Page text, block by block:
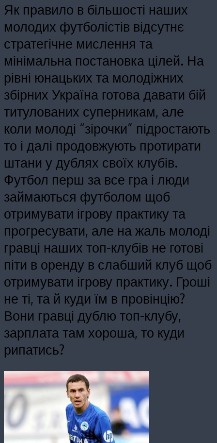
Як правило в більшості наших
молодих футболістів відсутнє
стратегічне мислення та
мінімальна постановка цілей. На
рівні юнацьких та молодіжних
збірних Україна готова давати бій
титулованих суперникам, але
коли молоді “зірочки” підростають
то і далі продовжують протирати
штани у дублях своїх клубів.
Футбол перш за все гра і люди
займаються футболом щоб
отримувати ігрову практику та
прогресувати, але на жаль молоді
гравці наших топ-клубів не готові
піти в оренду в слабший клуб щоб
отримувати ігрову практику. Гроші
не ті, та й куди їм в провінцію?
Вони гравці дублю топ-клубу,
зарплата там хороша, то куди
рипатись?